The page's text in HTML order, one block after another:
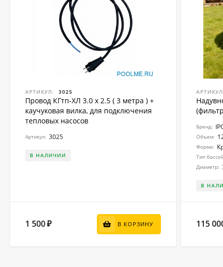
АРТИКУЛ: 3025
Провод КГтп-ХЛ 3.0 x 2.5 ( 3 метра ) +
каучуковая вилка, для подключения
тепловых насосов
Артикул: 3025
В НАЛИЧИИ
1 500₽ В КОРЗИНУ
Бренд:
Объем:
Форма:
Тип
Диаметр:
В
115